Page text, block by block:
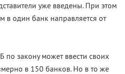
уже введены. При этом
в один банк направляется от
закону может ввести своих
в 150 банков. Но в то же